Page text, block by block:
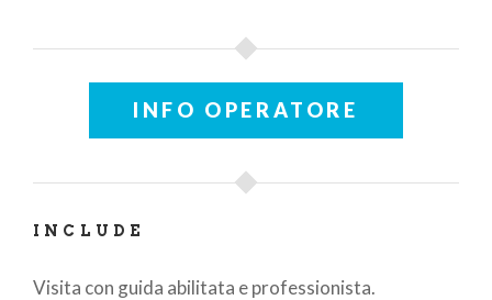
INFO OPERATORE
INCLUDE
Visita con guida abilitata e professionista.